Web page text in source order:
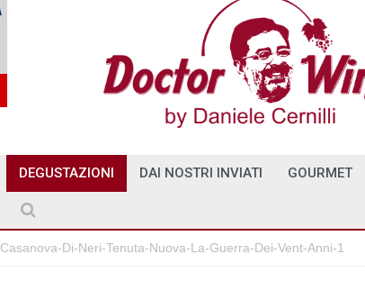
DEGUSTAZIONI DAI NOSTRI INVIATI GOURMET
Casanova-Di-Neri-Tenuta-Nuova-La-Guerra-Dei-Vent-Anni-1